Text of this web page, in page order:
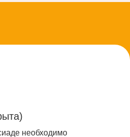
необходимо